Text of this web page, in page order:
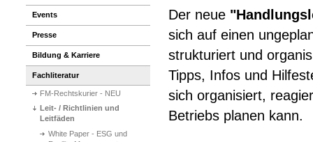
Events
Presse
Bildung & Karriere
Fachliteratur
FM-Rechtskurier - NEU
Leit- / Richtlinien und
Leitfäden
White Paper - ESG und
Der neue
sich auf einen
strukturiert und
Tipps, Infos und
sich organisiert,
Betriebs planen kann.